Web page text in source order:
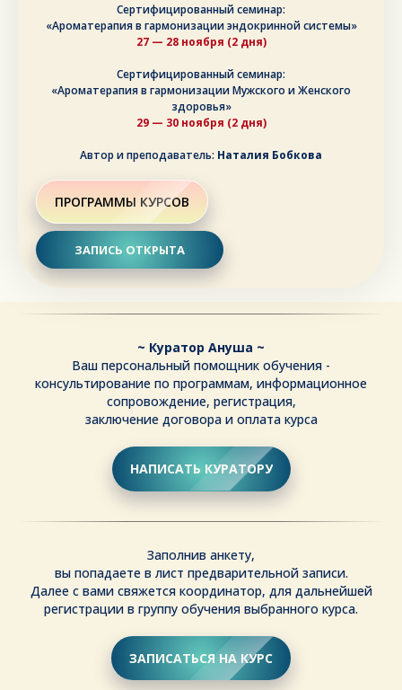
Сертифицированный семинар:
«Ароматерапия в гармонизации эндокринной системы»
27 — 28 ноября (2 дня)
Сертифицированный семинар:
«Ароматерапия в гармонизации Мужского и Женского
здоровья»
29 — 30 ноября (2 дня)
Автор и преподаватель: Наталия Бобкова
ПРОГРАММЫ КУРСОВ
ЗАПИСЬ ОТКРЫТА
~ Куратор Ануша ~
Ваш персональный помощник обучения -
консультирование по программам, информационное
сопровождение, регистрация,
заключение договора и оплата курса
НАПИСАТЬ КУРАТОРУ
Заполнив анкету,
вы попадаете в лист предварительной записи.
Далее с вами свяжется координатор, для дальнейшей
регистрации в группу обучения выбранного курса.
ЗАПИСАТЬСЯ НА КУРС